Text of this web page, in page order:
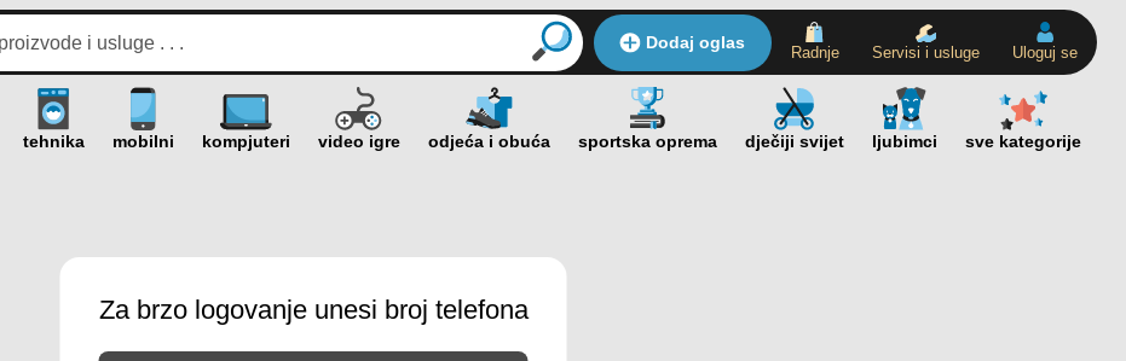
Dodaj oglas
Radnje Servisi i usluge Uloguj se
Za brzo logovanje unesi broj telefona